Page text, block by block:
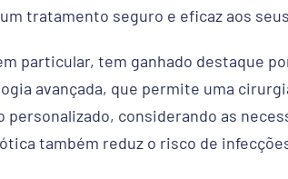
tratamento seguro e eficaz aos
particular, tem ganhado destaque
avançada, que permite uma
considerando as
também reduz o risco de